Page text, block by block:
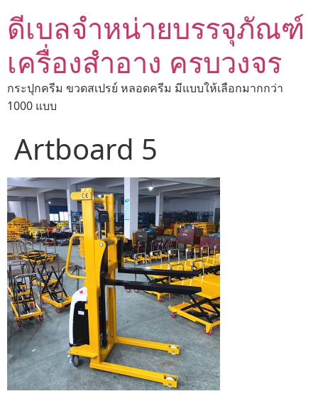
ดีเบลจำหน่ายบรรจุภัณฑ์
เครื่องสำอาง ครบวงจร
กระปุกครีม ขวดสเปรย์ หลอดครีม มีแบบให้เลือกมากกว่า
1000 แบบ
Artboard 5